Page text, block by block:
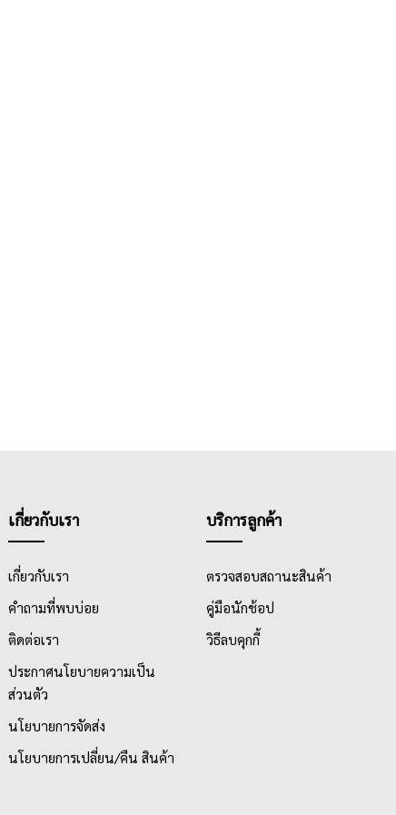
เกี่ยวกับเรา
เกี่ยวกับเรา
คำถามที่พบบ่อย
ติดต่อเรา
ประกาศนโยบายความเป็น
ส่วนตัว
นโยบายการจัดส่ง
นโยบายการเปลี่ยน/คืน สินค้า
บริการลูกค้า
ตรวจสอบสถานะสินค้า
คู่มือนักช้อป
วิธีลบคุกกี้